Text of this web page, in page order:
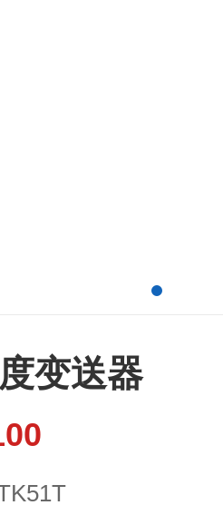
变送器